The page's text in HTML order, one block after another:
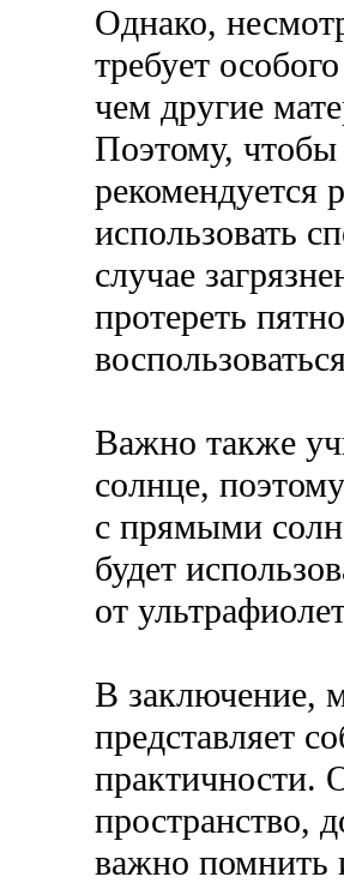
Однако,
требует
чем другие
Поэтому, чтобы
рекомендуется
использовать
случае
протереть
Важно также
солнце,
с прямыми
будет
от
В заключение,
представляет
практичности.
пространство,
важно помнить